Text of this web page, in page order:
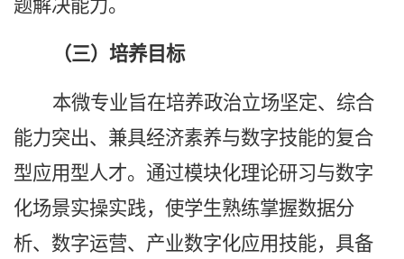
题解决能力。
（三）培养目标
本微专业旨在培养政治立场坚定、综合
能力突出、兼具经济素养与数字技能的复合
型应用型人才。通过模块化理论研习与数字
化场景实操实践，使学生熟练掌握数据分
析、数字运营、产业数字化应用技能，具备